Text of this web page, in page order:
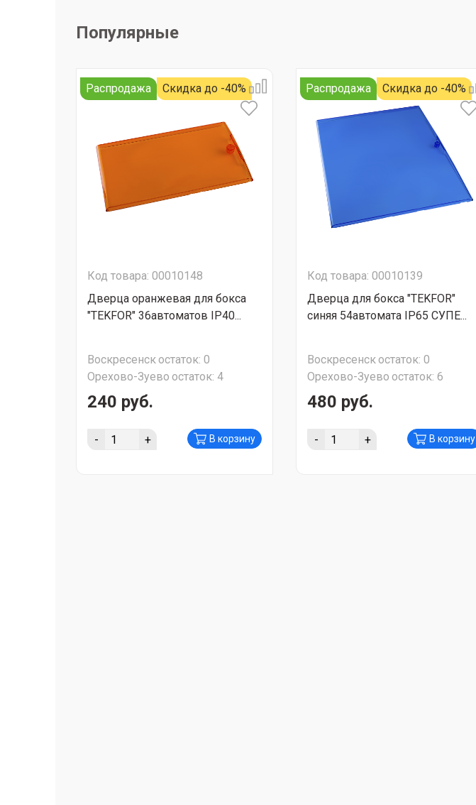
Популярные
Распродажа Скидка до -40%
Код товара: 00010148
Дверца оранжевая для бокса
"TEKFOR" 36автоматов IP40...
Воскресенскостаток: 0
Орехово-Зуево остаток: 4
240 руб.
- + В корзину
Распродажа Скидка до -40%
Код товара: 00010139
Дверца для бокса "TEKFOR"
синяя 54автомата IP65 СУПЕ...
Воскресенскостаток: 0
Орехово-Зуево остаток: 6
480 руб.
- + В корзину